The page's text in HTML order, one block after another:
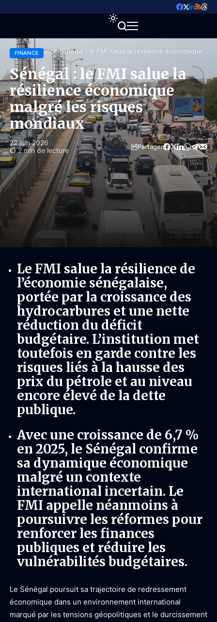
Accueil Finance Sénégal : le FMI salue la résilience économique
malgré les risques mondiaux
FINANCE
Sénégal : le FMI salue la
résilience économique
malgré les risques
mondiaux
22 juin 2026
2 min de lecture
Partager
Le FMI salue la résilience de
l’économie sénégalaise,
portée par la croissance des
hydrocarbures et une nette
réduction du déficit
budgétaire. L’institution met
toutefois en garde contre les
risques liés à la hausse des
prix du pétrole et au niveau
encore élevé de la dette
publique.
Avec une croissance de 6,7 %
en 2025, le Sénégal confirme
sa dynamique économique
malgré un contexte
international incertain. Le
FMI appelle néanmoins à
poursuivre les réformes pour
renforcer les finances
publiques et réduire les
vulnérabilités budgétaires.
Le Sénégal poursuit sa trajectoire de redressement
économique dans un environnement international
marqué par les tensions géopolitiques et le durcissement